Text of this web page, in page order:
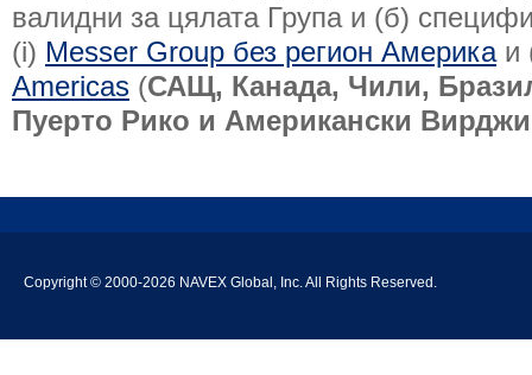
валидни за цялата Група и (б)
(i) Messer Group без регион Америкаи
Americas (САЩ, Канада, Чили,
Пуерто Рико и Американски
Copyright © 2000-2026 NAVEX Global, Inc. All Rights Reserved.